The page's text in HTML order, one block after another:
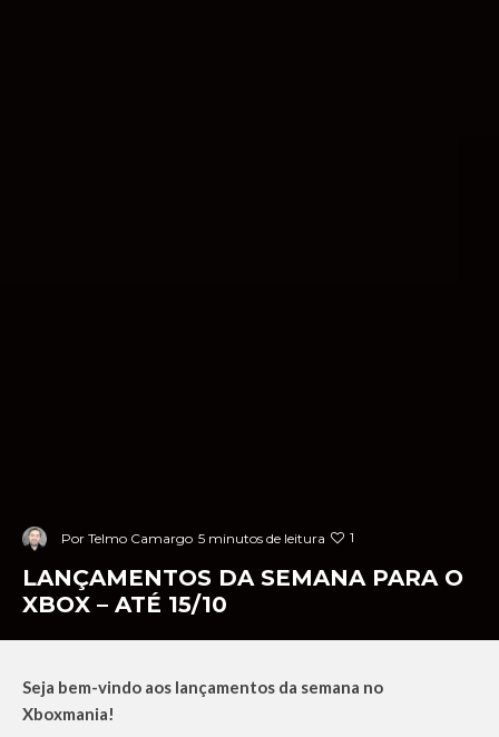
Por Telmo Camargo 5 minutos de leitura 1
LANÇAMENTOS DA SEMANA PARA O
XBOX – ATÉ 15/10
Seja bem-vindo aos lançamentos da semana no
Xboxmania!